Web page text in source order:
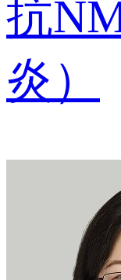
抗
炎）